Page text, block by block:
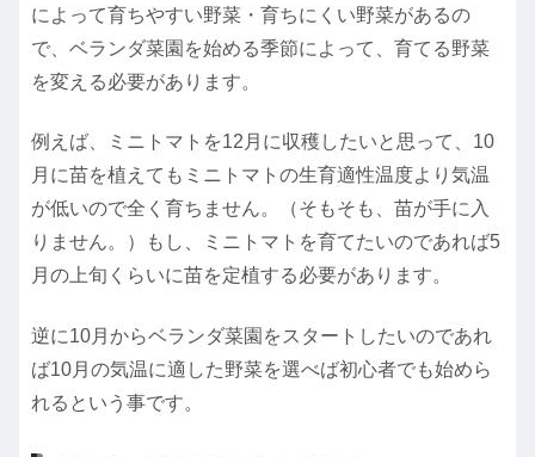
によって育ちやすい野菜・育ちにくい野菜があるの
で、ベランダ菜園を始める季節によって、育てる野菜
を変える必要があります。
例えば、ミニトマトを12月に収穫したいと思って、10
月に苗を植えてもミニトマトの生育適性温度より気温
が低いので全く育ちません。（そもそも、苗が手に入
りません。）もし、ミニトマトを育てたいのであれば5
月の上旬くらいに苗を定植する必要があります。
逆に10月からベランダ菜園をスタートしたいのであれ
ば10月の気温に適した野菜を選べば初心者でも始めら
れるという事です。